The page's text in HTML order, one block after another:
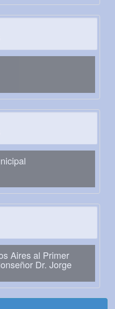
Aires al Primer
Dr. Jorge